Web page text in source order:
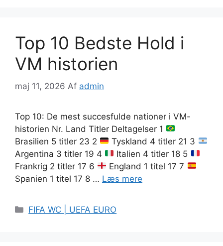
Top 10 Bedste Hold i
VM historien
maj 11, 2026 Af admin
Top 10: De mest succesfulde nationer i VM-
historien Nr. Land Titler Deltagelser 1
Brasilien 5 titler 23 2
Tyskland 4 titler 21 3
Argentina 3 titler 19 4
Italien 4 titler 18 5
Frankrig 2 titler 17 6
England 1 titel 17 7
Spanien 1 titel 17 8 … Læs mere
Kategorier
FIFA WC | UEFA EURO